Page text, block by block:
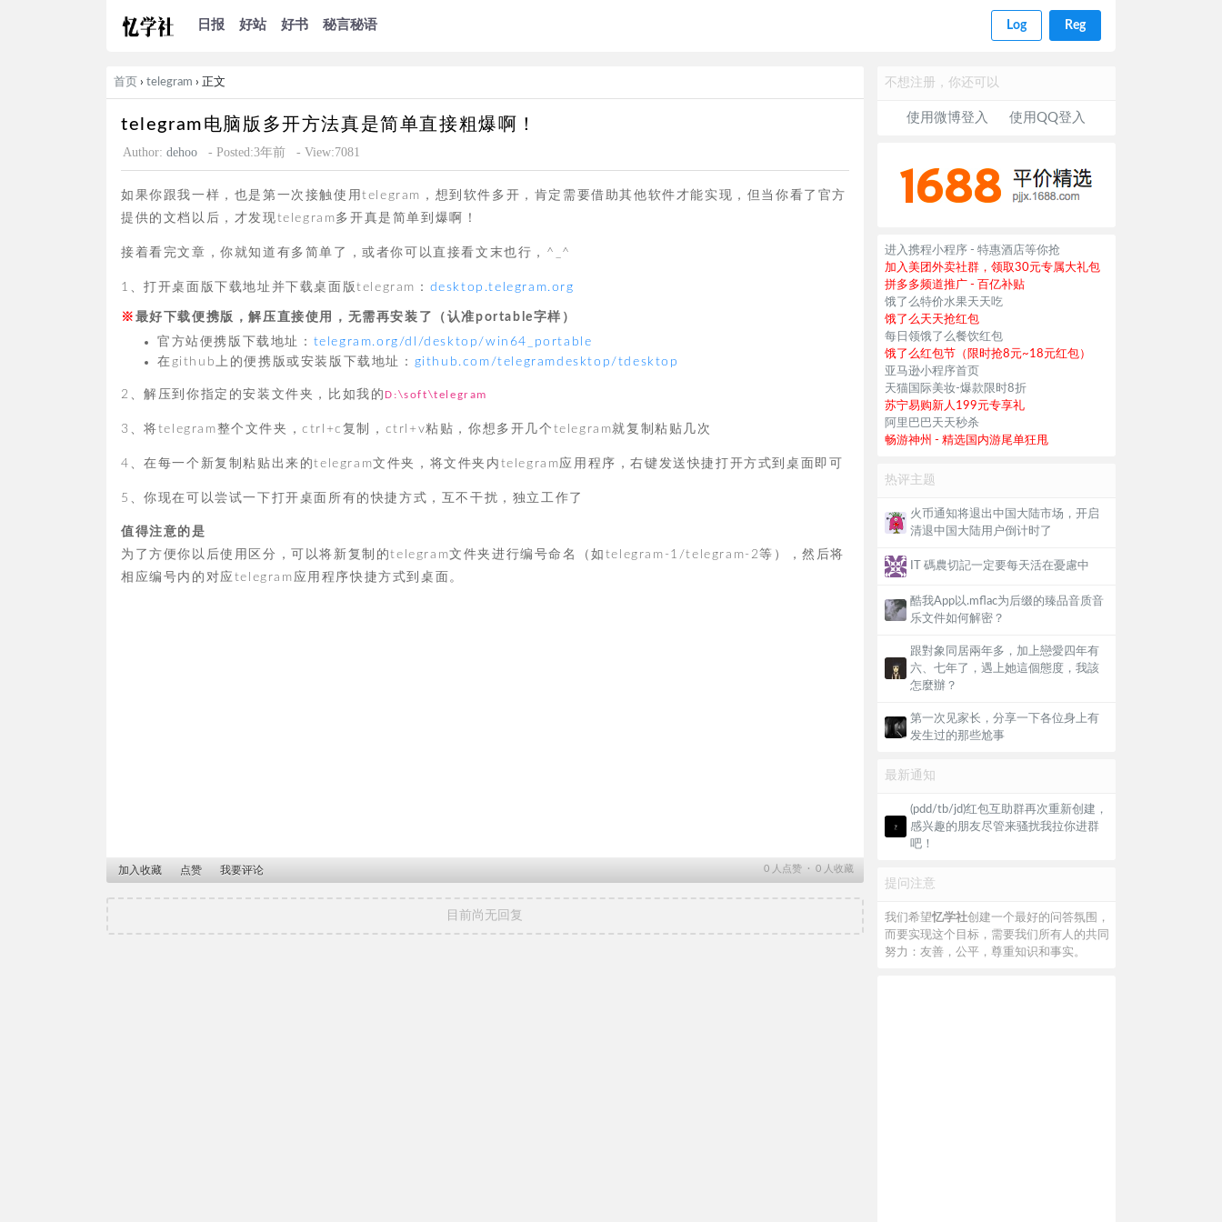
日报 好站 好书 秘言秘语 Log Reg
首页 › telegram › 正文
telegram电脑版多开方法真是简单直接粗爆啊！
Author: dehoo - Posted:3年前 - View:7081
如果你跟我一样，也是第一次接触使用telegram，想到软件多开，肯定需要借助其他软件才能实现，但当你看了官方
提供的文档以后，才发现telegram多开真是简单到爆啊！
接着看完文章，你就知道有多简单了，或者你可以直接看文末也行，^_^
1、打开桌面版下载地址并下载桌面版telegram： desktop.telegram.org
最好下载便携版，解压直接使用，无需再安装了（认准portable字样）
官方站便携版下载地址： telegram.org/dl/desktop/win64_portable
在github上的便携版或安装版下载地址： github.com/telegramdesktop/tdesktop
2、解压到你指定的安装文件夹，比如我的D:\soft\telegram
3、将telegram整个文件夹，ctrl+c复制，ctrl+v粘贴，你想多开几个telegram就复制粘贴几次
4、在每一个新复制粘贴出来的telegram文件夹，将文件夹内telegram应用程序，右键发送快捷打开方式到桌面即可
5、你现在可以尝试一下打开桌面所有的快捷方式，互不干扰，独立工作了
值得注意的是
为了方便你以后使用区分，可以将新复制的telegram文件夹进行编号命名（如telegram-1/telegram-2等），然后将
相应编号内的对应telegram应用程序快捷方式到桌面。
0人点赞 ∙ 0人收藏
加入收藏 点赞 我要评论
目前尚无回复
不想注册，你还可以
使用微博登入 使用QQ登入
进入携程小程序 - 特惠酒店等你抢
加入美团外卖社群，领取30元专属大礼包
拼多多频道推广 - 百亿补贴
饿了么特价水果天天吃
饿了么天天抢红包
每日领饿了么餐饮红包
饿了么红包节（限时抢8元~18元红包）
亚马逊小程序首页
天猫国际美妆-爆款限时8折
苏宁易购新人199元专享礼
阿里巴巴天天秒杀
畅游神州 - 精选国内游尾单狂甩
热评主题
火币通知将退出中国大陆市场，开启
清退中国大陆用户倒计时了
IT 碼農切記一定要每天活在憂慮中
酷我App以.mflac为后缀的臻品音质音
乐文件如何解密？
跟對象同居兩年多，加上戀愛四年有
六、七年了，遇上她這個態度，我該
怎麼辦？
第一次见家长，分享一下各位身上有
发生过的那些尬事
最新通知
(pdd/tb/jd)红包互助群再次重新创建，
感兴趣的朋友尽管来骚扰我拉你进群
吧！
提问注意
我们希望忆学社创建一个最好的问答氛围，
而要实现这个目标，需要我们所有人的共同
努力：友善，公平，尊重知识和事实。